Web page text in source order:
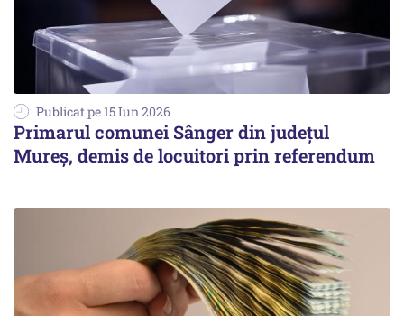
Publicat pe 15 Iun 2026
Primarul comunei Sânger din județul
Mureș, demis de locuitori prin referendum